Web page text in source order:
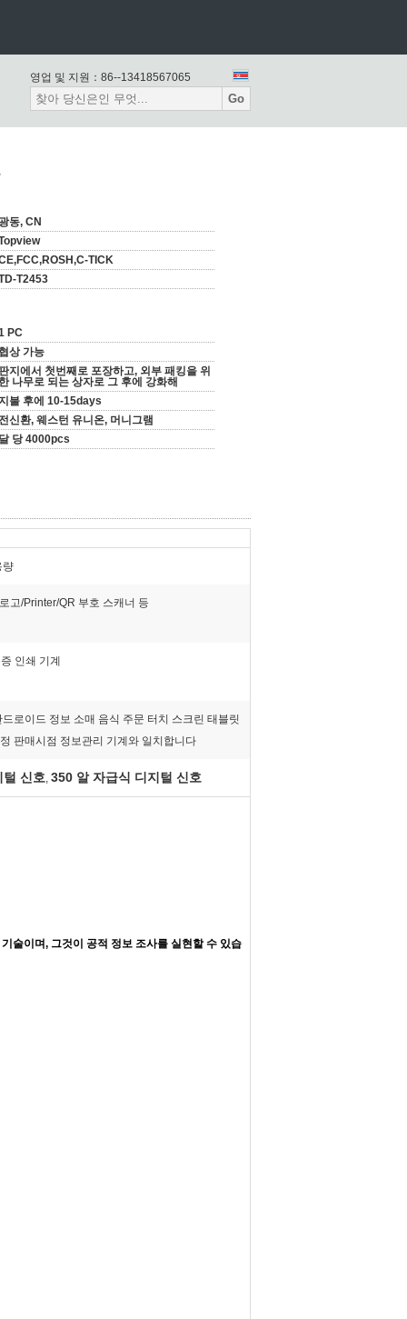
영업 및 지원： 86--13418567065
Go
동, CN
TICK
T2453
PC
상 가능
지에서 첫번째로 포장하고, 외부 패킹을 위
나무로 되는 상자로 그 후에 강화해
불 후에 10-15days
신환, 웨스턴 유니온, 머니그램
당 4000pcs
량
고/Printer/QR 부호 스캐너 등
인쇄 기계
로이드 정보 소매 음식 주문 터치 스크린 태블릿
판매시점 정보관리 기계와 일치합니다
신호, 350 알 자급식 디지털 신호
술이며, 그것이 공적 정보 조사를 실현할 수 있습